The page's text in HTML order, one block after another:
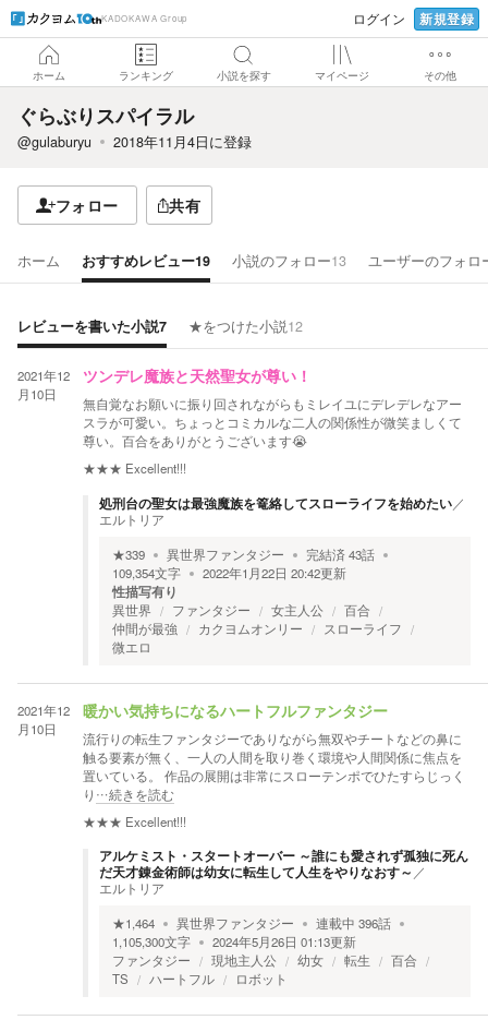
KADOKAWA Group ログイン 新規登録
ホーム ランキング 小説を探す マイページ その他
ぐらぶりスパイラル
@gulaburyu 2018年11月4日に登録
フォロー 共有
ホーム おすすめレビュー19 小説のフォロー13 ユーザーのフォロ
レビューを書いた小説7 ★をつけた小説12
2021年12
月10日
ツンデレ魔族と天然聖女が尊い！
無自覚なお願いに振り回されながらもミレイユにデレデレなアー
スラが可愛い。ちょっとコミカルな二人の関係性が微笑ましくて
尊い。百合をありがとうございます😭
★★★ Excellent!!!
処刑台の聖女は最強魔族を篭絡してスローライフを始めたい／
エルトリア
★339 異世界ファンタジー 完結済43話
109,354文字 2022年1月22日 20:42更新
性描写有り
異世界 ファンタジー 女主人公
百合
仲間が最強
カクヨムオンリー
スローライフ
微エロ
2021年12
月10日
暖かい気持ちになるハートフルファンタジー
流行りの転生ファンタジーでありながら無双やチートなどの鼻に
触る要素が無く、一人の人間を取り巻く環境や人間関係に焦点を
置いている。 作品の展開は非常にスローテンポでひたすらじっく
り …続きを読む
★★★ Excellent!!!
アルケミスト・スタートオーバー ～誰にも愛されず孤独に死ん
だ天才錬金術師は幼女に転生して人生をやりなおす～ ／
エルトリア
★1,464 異世界ファンタジー 連載中 396話
1,105,300文字 2024年5月26日 01:13更新
ファンタジー
現地主人公 幼女 転生
百合
TS
ハートフル ロボット